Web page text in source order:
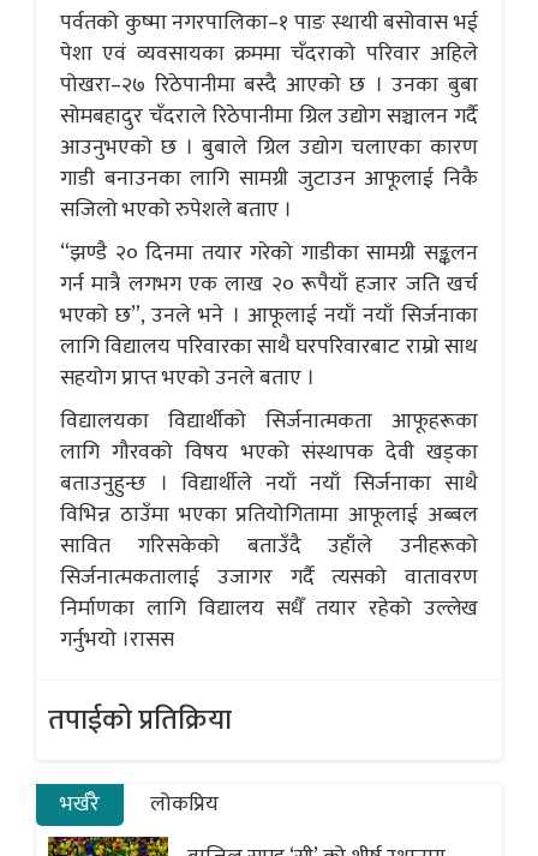
पर्वतको कुष्मा नगरपालिका–१ पाङ स्थायी बसोवास भई
पेशा एवं व्यवसायका क्रममा चँदराको परिवार अहिले
पोखरा–२७ रिठेपानीमा बस्दै आएको छ । उनका बुबा
सोमबहादुर चँदराले रिठेपानीमा ग्रिल उद्योग सञ्चालन गर्दै
आउनुभएको छ । बुबाले ग्रिल उद्योग चलाएका कारण
गाडी बनाउनका लागि सामग्री जुटाउन आफूलाई निकै
सजिलो भएको रुपेशले बताए ।
“झण्डै २० दिनमा तयार गरेको गाडीका सामग्री सङ्कलन
गर्न मात्रै लगभग एक लाख २० रूपैयाँ हजार जति खर्च
भएको छ”, उनले भने । आफूलाई नयाँ नयाँ सिर्जनाका
लागि विद्यालय परिवारका साथै घरपरिवारबाट राम्रो साथ
सहयोग प्राप्त भएको उनले बताए ।
विद्यालयका विद्यार्थीको सिर्जनात्मकता आफूहरूका
लागि गौरवको विषय भएको संस्थापक देवी खड्का
बताउनुहुन्छ । विद्यार्थीले नयाँ नयाँ सिर्जनाका साथै
विभिन्न ठाउँमा भएका प्रतियोगितामा आफूलाई अब्बल
सावित गरिसकेको बताउँदै उहाँले उनीहरूको
सिर्जनात्मकतालाई उजागर गर्दै त्यसको वातावरण
निर्माणका लागि विद्यालय सधैँ तयार रहेको उल्लेख
गर्नुभयो ।रासस
तपाईको प्रतिक्रिया
भर्खरै
लोकप्रिय